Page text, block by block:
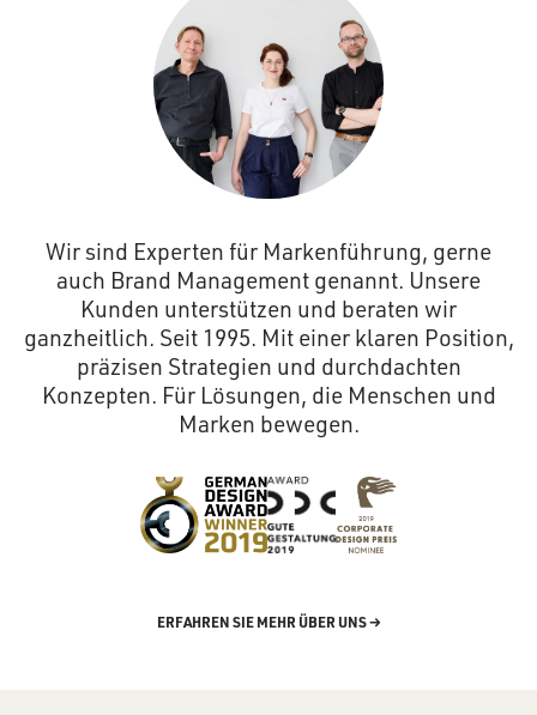
Wir sind Experten für Markenführung, gerne
auch Brand Management genannt. Unsere
Kunden unterstützen und beraten wir
ganzheitlich. Seit 1995. Mit einer klaren Position,
präzisen Strategien und durchdachten
Konzepten. Für Lösungen, die Menschen und
Marken bewegen.
ERFAHREN SIE MEHR ÜBER UNS →